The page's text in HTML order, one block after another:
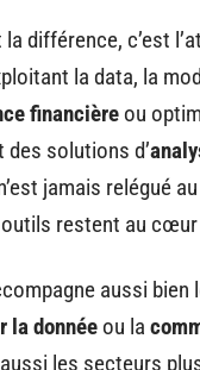
la différence, c’est
la data, la
financière ou
des solutions d’
jamais relégué
outils restent au
aussi
la donnée ou la
les secteurs